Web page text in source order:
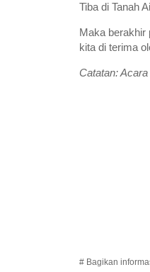
Tiba di Tanah
Maka berakhir
kita di terima
Catatan:
# Bagikan